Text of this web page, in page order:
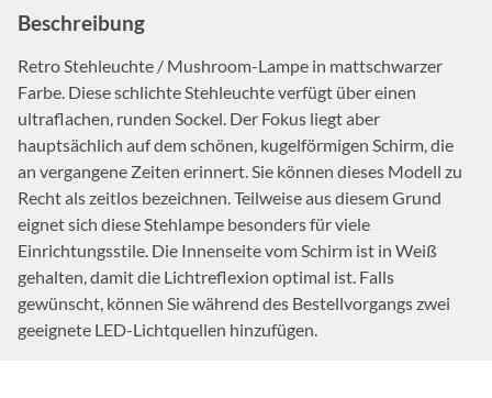
Beschreibung
Retro Stehleuchte / Mushroom-Lampe in mattschwarzer
Farbe. Diese schlichte Stehleuchte verfügt über einen
ultraflachen, runden Sockel. Der Fokus liegt aber
hauptsächlich auf dem schönen, kugelförmigen Schirm, die
an vergangene Zeiten erinnert. Sie können dieses Modell zu
Recht als zeitlos bezeichnen. Teilweise aus diesem Grund
eignet sich diese Stehlampe besonders für viele
Einrichtungsstile. Die Innenseite vom Schirm ist in Weiß
gehalten, damit die Lichtreflexion optimal ist. Falls
gewünscht, können Sie während des Bestellvorgangs zwei
geeignete LED-Lichtquellen hinzufügen.